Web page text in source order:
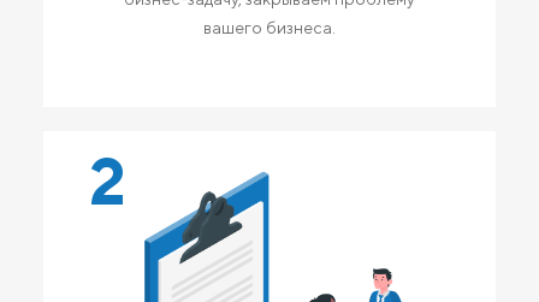
вашего бизнеса.
2